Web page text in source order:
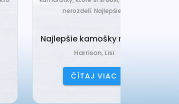
nerozdelí. Najlepšie...
Najlepšie kamošky naveky
ČÍTAJ VIAC